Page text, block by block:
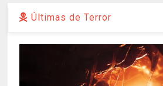
Últimas de Terror